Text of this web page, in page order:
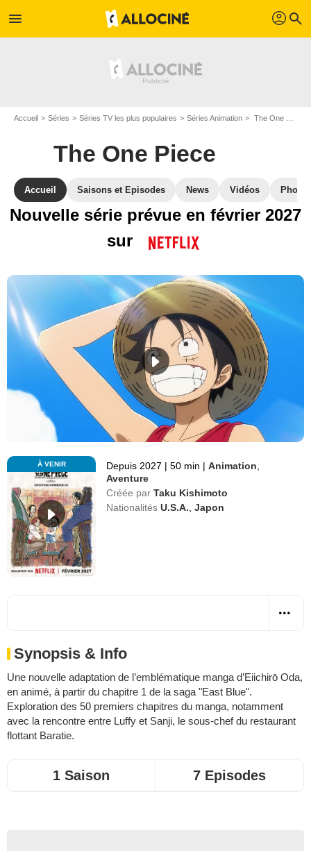
menu profil search
Accueil Séries Séries TV les plus populaires Séries Animation The One Piece
The One Piece
Accueil Saisons et Episodes News Vidéos Photos
Nouvelle série prévue en février 2027
sur
À VENIR Depuis 2027 | 50 min | Animation
Aventure
Créée par Taku Kishimoto
Nationalités U.S.A. ,Japon
Synopsis & Info
Une nouvelle adaptation de l’emblématique manga d’Eiichirō Oda,
en animé, à partir du chapitre 1 de la saga "East Blue".
Exploration des 50 premiers chapitres du manga, notamment
avec la rencontre entre Luffy et Sanji, le sous-chef du restaurant
flottant Baratie.
1 Saison 7 Episodes